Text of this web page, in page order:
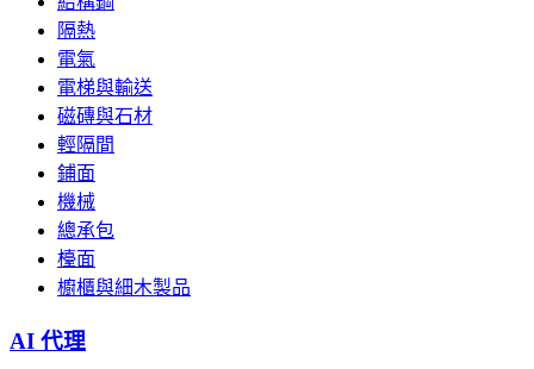
隔熱
電氣
電梯與輸送
磁磚與石材
輕隔間
鋪面
機械
總承包
檯面
櫥櫃與細木製品
AI 代理